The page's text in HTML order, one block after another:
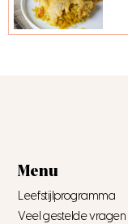
Menu
Leefstijlprogramma
Veel gestelde